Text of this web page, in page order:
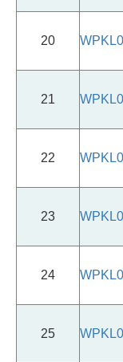
20
21
22
23
24
25